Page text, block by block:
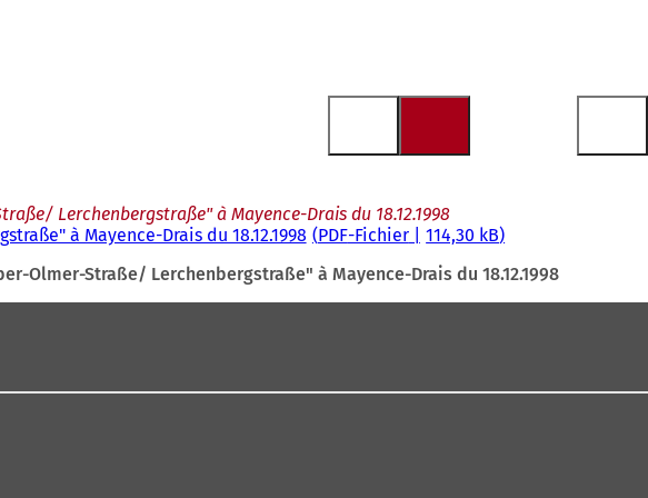
Lerchenbergstraße" à Mayence-Drais du 18.12.1998
à Mayence-Drais du 18.12.1998 PDF-Fichier 114,30 kB
Straße/ Lerchenbergstraße" à Mayence-Drais du 18.12.1998